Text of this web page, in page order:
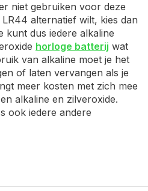
niet gebruiken voor deze
alternatief wilt, kies dan
kunt dus iedere alkaline
horloge batterij wat
van alkaline moet je het
of laten vervangen als je
meer kosten met zich mee
alkaline en zilveroxide.
ook iedere andere